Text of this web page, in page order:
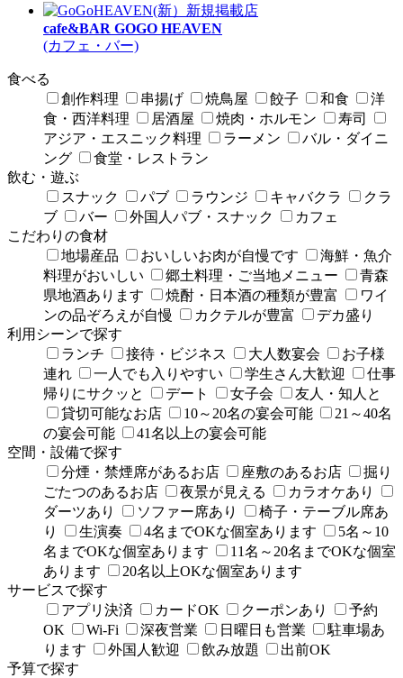
新規掲載店
cafe&BAR GOGO HEAVEN
(カフェ・バー)
食べる
創作料理
串揚げ 焼鳥屋 餃子 和食
洋
食・西洋料理
居酒屋 焼肉・ホルモン
寿司
アジア・エスニック料理
ラーメン
バル・ダイニ
ング
食堂・レストラン
飲む・遊ぶ
スナック
パブ ラウンジ キャバクラ
クラ
ブ
バー 外国人パブ・スナック
カフェ
こだわりの食材
地場産品
おいしいお肉が自慢です
海鮮・魚介
料理がおいしい
郷土料理・ご当地メニュー
青森
県地酒あります
焼酎・日本酒の種類が豊富
ワイ
ンの品ぞろえが自慢
カクテルが豊富
デカ盛り
利用シーンで探す
ランチ
接待・ビジネス 大人数宴会
お子様
連れ
一人でも入りやすい 学生さん大歓迎
仕事
帰りにサクッと
デート 女子会
友人・知人と
貸切可能なお店
10～20名の宴会可能
21～40名
の宴会可能
41名以上の宴会可能
空間・設備で探す
分煙・禁煙席があるお店
座敷のあるお店
掘り
ごたつのあるお店
夜景が見える
カラオケあり
ダーツあり
ソファー席あり
椅子・テーブル席あ
り
生演奏 4名までOKな個室あります
5名～10
名までOKな個室あります
11名～20名までOKな個室
あります
20名以上OKな個室あります
サービスで探す
アプリ決済
カードOK クーポンあり
予約
OK
Wi-Fi 深夜営業 日曜日も営業
駐車場あ
ります
外国人歓迎 飲み放題
出前OK
予算で探す